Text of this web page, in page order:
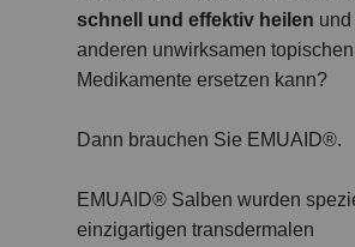
schnell und effektiv heilen
anderen unwirksamen topischen
Medikamente ersetzen kann?
Dann brauchen Sie EMUAID®.
EMUAID® Salben wurden
einzigartigen transdermalen